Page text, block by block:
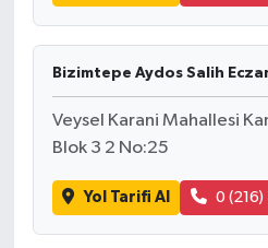
Bizimtepe Aydos Salih
Veysel Karani Mahallesi
Blok 3 2 No:25
Yol Tarifi Al 0 (216)